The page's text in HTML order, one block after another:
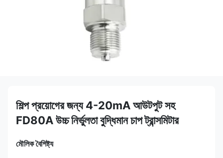
শিল্প প্রয়োগের জন্য 4-20mA আউটপুট সহ
FD80A উচ্চ নির্ভুলতা বুদ্ধিমান চাপ ট্রান্সমিটার
মৌলিক বৈশিষ্ট্য